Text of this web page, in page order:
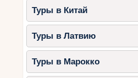
Туры в Китай
Туры в Латвию
Туры в Марокко